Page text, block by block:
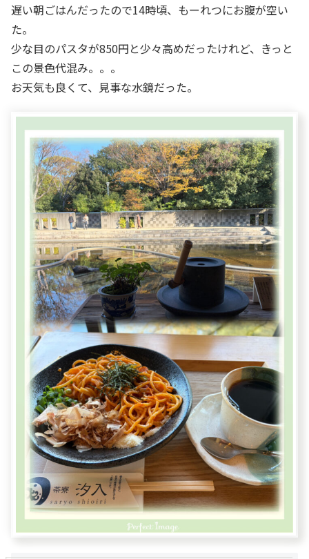
遅い朝ごはんだったので14時頃、もーれつにお腹が空い
た。
少な目のパスタが850円と少々高めだったけれど、きっと
この景色代混み。。。
お天気も良くて、見事な水鏡だった。